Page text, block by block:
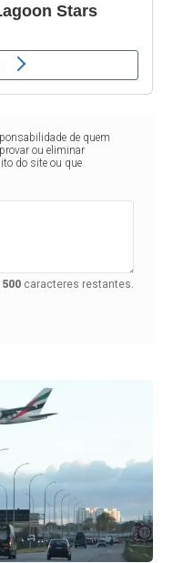
de quem
ou eliminar
do site ou que
500 caracteres restantes.